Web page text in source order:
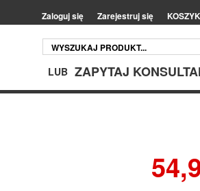
Zaloguj się Zarejestruj się
LUB ZAPYTAJ